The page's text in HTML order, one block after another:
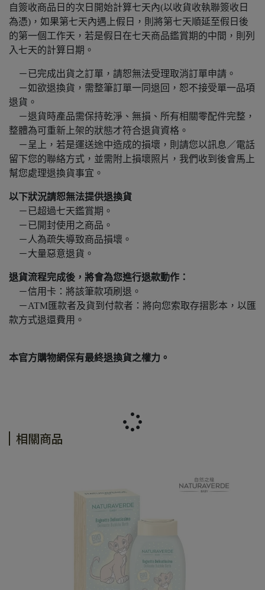
自簽收商品日的次日開始計算七天內(以收貨收執聯簽收日
為憑)，如果第七天內遇上假日，則將第七天順延至假日後
的第一個工作天，若是假日在七天商品鑑賞期的中間，則列
入七天的計算日期。
－已完成出貨之訂單，請恕無法受理取消訂單申請。
－如欲退換貨，需整筆訂單一同退回，恕不接受單一品項
退貨。
－退貨時產品需保持乾淨、無損、所有相關零配件完整，
整體為可重新上架的狀態才符合退貨資格。
－呈上，若是運送途中造成的損壞，則請您以訊息／電話
留下您的聯絡方式，並需附上損壞照片，我們收到後會馬上
幫您處理退換貨事宜。
以下狀況請恕無法提供退換貨
－已超過七天鑑賞期。
－已開封使用之商品。
－人為疏失導致商品損壞。
－大量惡意退貨。
退貨流程完成後，將會為您進行退款動作：
－信用卡：將該筆款項刷退。
－ATM匯款者及貨到付款者：將向您索取存摺影本，以匯
款方式退還費用。
本官方購物網保有最終退換貨之權力。
相關商品